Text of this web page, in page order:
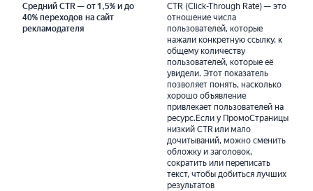
Средний CTR — от 1,5% и до
40% переходов на сайт
рекламодателя
CTR (Click-Through Rate) — это
отношение числа
пользователей, которые
нажали конкретную ссылку, к
общему количеству
пользователей, которые её
увидели. Этот показатель
позволяет понять, насколько
хорошо объявление
привлекает пользователей на
ресурс.Если у ПромоСтраницы
низкий CTR или мало
дочитываний, можно сменить
обложку и заголовок,
сократить или переписать
текст, чтобы добиться лучших
результатов